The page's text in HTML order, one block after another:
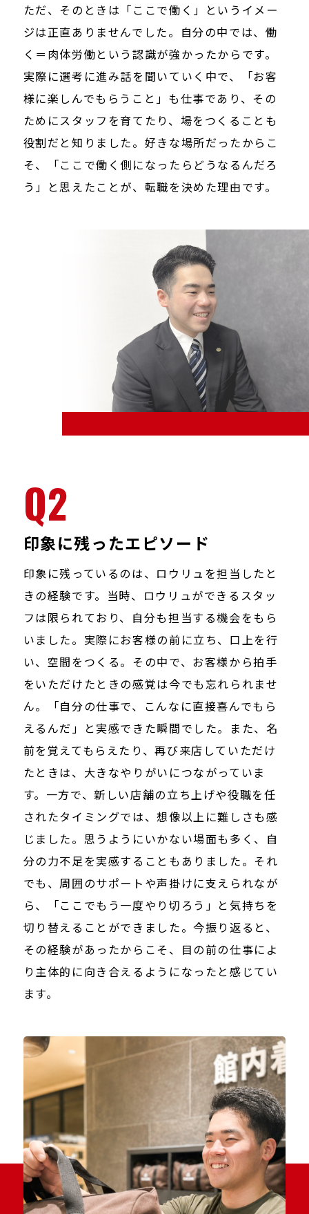
ただ、そのときは「ここで働く」というイメー
ジは正直ありませんでした。自分の中では、働
く＝肉体労働という認識が強かったからです。
実際に選考に進み話を聞いていく中で、「お客
様に楽しんでもらうこと」も仕事であり、その
ためにスタッフを育てたり、場をつくることも
役割だと知りました。好きな場所だったからこ
そ、「ここで働く側になったらどうなるんだろ
う」と思えたことが、転職を決めた理由です。
Q2
印象に残ったエピソード
印象に残っているのは、ロウリュを担当したと
きの経験です。当時、ロウリュができるスタッ
フは限られており、自分も担当する機会をもら
いました。実際にお客様の前に立ち、口上を行
い、空間をつくる。その中で、お客様から拍手
をいただけたときの感覚は今でも忘れられませ
ん。「自分の仕事で、こんなに直接喜んでもら
えるんだ」と実感できた瞬間でした。また、名
前を覚えてもらえたり、再び来店していただけ
たときは、大きなやりがいにつながっていま
す。一方で、新しい店舗の立ち上げや役職を任
されたタイミングでは、想像以上に難しさも感
じました。思うようにいかない場面も多く、自
分の力不足を実感することもありました。それ
でも、周囲のサポートや声掛けに支えられなが
ら、「ここでもう一度やり切ろう」と気持ちを
切り替えることができました。今振り返ると、
その経験があったからこそ、目の前の仕事によ
り主体的に向き合えるようになったと感じてい
ます。